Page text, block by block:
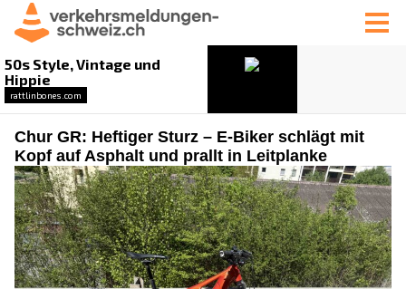
Chur GR: Heftiger Sturz – E-Biker schlägt mit
Kopf auf Asphalt und prallt in Leitplanke